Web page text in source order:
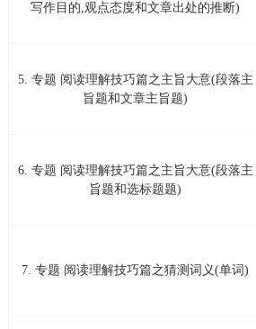
写作目的,观点态度和文章出处的推断)
5. 专题 阅读理解技巧篇之主旨大意(段落主
旨题和文章主旨题)
6. 专题 阅读理解技巧篇之主旨大意(段落主
旨题和选标题题)
7. 专题 阅读理解技巧篇之猜测词义(单词)